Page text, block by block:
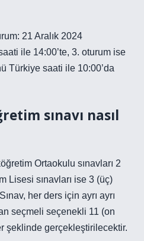
21 Aralık 2024
ile 14:00’te, 3. oturum ise
Türkiye saati ile 10:00’da
sınavı nasıl
Ortaokulu sınavları 2
Lisesi sınavları ise 3 (üç)
her ders için ayrı ayrı
seçmeli seçenekli 11 (on
şeklinde gerçekleştirilecektir.